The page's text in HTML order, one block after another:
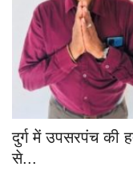
दुर्ग में उपसरपंच की
से...